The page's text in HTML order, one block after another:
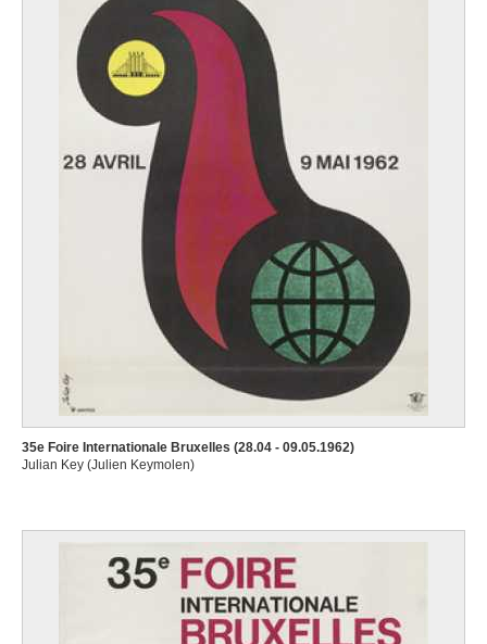
35e Foire Internationale Bruxelles (28.04 - 09.05.1962)
Julian Key (Julien Keymolen)